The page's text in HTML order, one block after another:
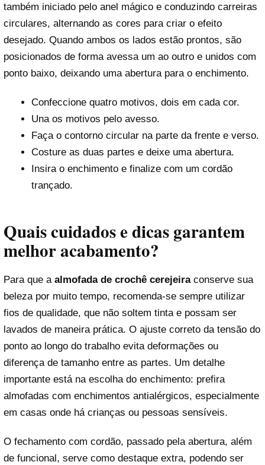
também iniciado pelo anel mágico e conduzindo carreiras
circulares, alternando as cores para criar o efeito
desejado. Quando ambos os lados estão prontos, são
posicionados de forma avessa um ao outro e unidos com
ponto baixo, deixando uma abertura para o enchimento.
Confeccione quatro motivos, dois em cada cor.
Una os motivos pelo avesso.
Faça o contorno circular na parte da frente e verso.
Costure as duas partes e deixe uma abertura.
Insira o enchimento e finalize com um cordão
trançado.
Quais cuidados e dicas garantem
melhor acabamento?
Para que a almofada de crochê cerejeiraconserve sua
beleza por muito tempo, recomenda-se sempre utilizar
fios de qualidade, que não soltem tinta e possam ser
lavados de maneira prática. O ajuste correto da tensão do
ponto ao longo do trabalho evita deformações ou
diferença de tamanho entre as partes. Um detalhe
importante está na escolha do enchimento: prefira
almofadas com enchimentos antialérgicos, especialmente
em casas onde há crianças ou pessoas sensíveis.
O fechamento com cordão, passado pela abertura, além
de funcional, serve como destaque extra, podendo ser